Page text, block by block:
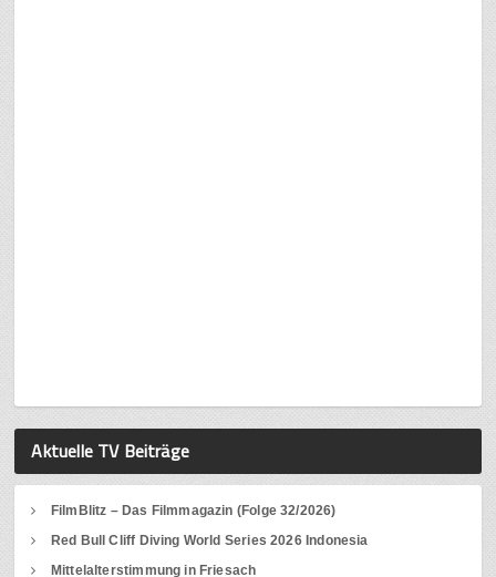
Aktuelle TV Beiträge
FilmBlitz – Das Filmmagazin (Folge 32/2026)
Red Bull Cliff Diving World Series 2026 Indonesia
Mittelalterstimmung in Friesach